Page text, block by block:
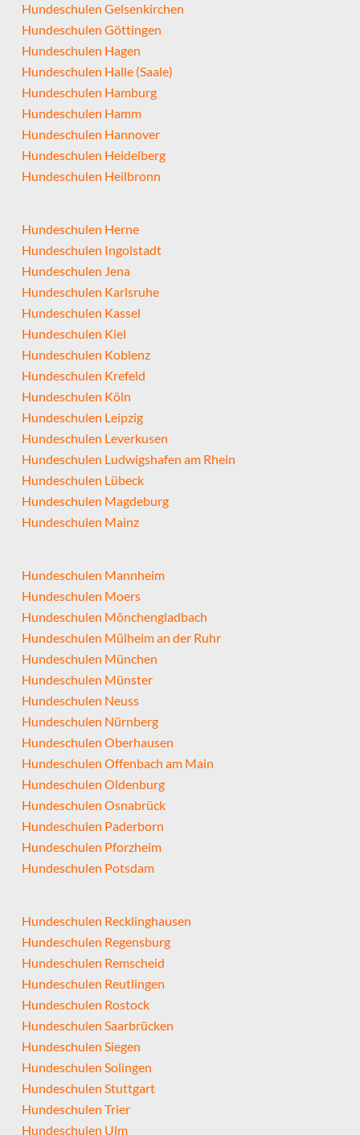
Hundeschulen Gelsenkirchen
Hundeschulen Göttingen
Hundeschulen Hagen
Hundeschulen Halle (Saale)
Hundeschulen Hamburg
Hundeschulen Hamm
Hundeschulen Hannover
Hundeschulen Heidelberg
Hundeschulen Heilbronn
Hundeschulen Herne
Hundeschulen Ingolstadt
Hundeschulen Jena
Hundeschulen Karlsruhe
Hundeschulen Kassel
Hundeschulen Kiel
Hundeschulen Koblenz
Hundeschulen Krefeld
Hundeschulen Köln
Hundeschulen Leipzig
Hundeschulen Leverkusen
Hundeschulen Ludwigshafen am Rhein
Hundeschulen Lübeck
Hundeschulen Magdeburg
Hundeschulen Mainz
Hundeschulen Mannheim
Hundeschulen Moers
Hundeschulen Mönchengladbach
Hundeschulen Mülheim an der Ruhr
Hundeschulen München
Hundeschulen Münster
Hundeschulen Neuss
Hundeschulen Nürnberg
Hundeschulen Oberhausen
Hundeschulen Offenbach am Main
Hundeschulen Oldenburg
Hundeschulen Osnabrück
Hundeschulen Paderborn
Hundeschulen Pforzheim
Hundeschulen Potsdam
Hundeschulen Recklinghausen
Hundeschulen Regensburg
Hundeschulen Remscheid
Hundeschulen Reutlingen
Hundeschulen Rostock
Hundeschulen Saarbrücken
Hundeschulen Siegen
Hundeschulen Solingen
Hundeschulen Stuttgart
Hundeschulen Trier
Hundeschulen Ulm